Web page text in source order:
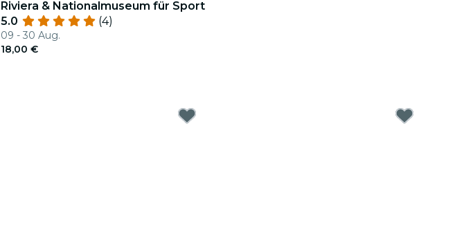
Riviera & Nationalmuseum für Sport
5.0
(4)
09 - 30 Aug.
18,00 €